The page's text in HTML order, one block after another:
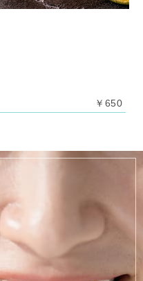
￥650